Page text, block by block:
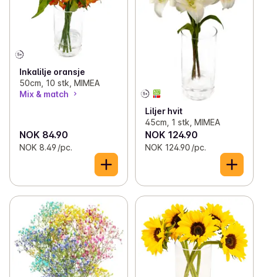
Inkalilje oransje
50cm, 10 stk, MIMEA
Mix & match
NOK 84.90
NOK 8.49 /pc.
Liljer hvit
45cm, 1 stk, MIMEA
NOK 124.90
NOK 124.90 /pc.